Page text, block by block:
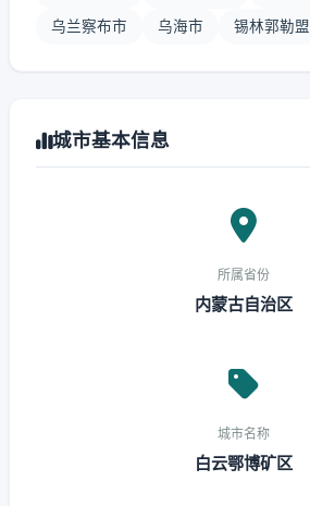
乌兰察布市 乌海市 锡林郭勒盟
城市基本信息
所属省份
内蒙古自治区
城市名称
白云鄂博矿区